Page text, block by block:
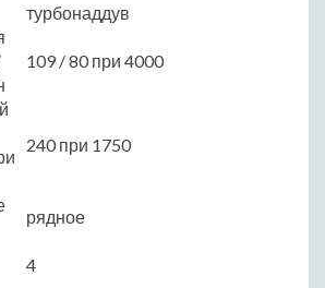
турбонаддув
109 / 80 при 4000
240 при 1750
рядное
4